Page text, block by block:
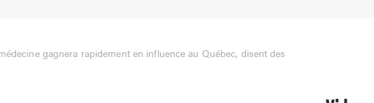
gagnera rapidement en influence au Québec, disent des